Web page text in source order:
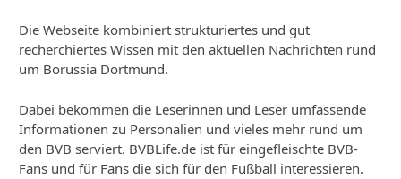
Die Webseite kombiniert strukturiertes und gut
recherchiertes Wissen mit den aktuellen Nachrichten rund
um Borussia Dortmund.
Dabei bekommen die Leserinnen und Leser umfassende
Informationen zu Personalien und vieles mehr rund um
den BVB serviert. BVBLife.de ist für eingefleischte BVB-
Fans und für Fans die sich für den Fußball interessieren.